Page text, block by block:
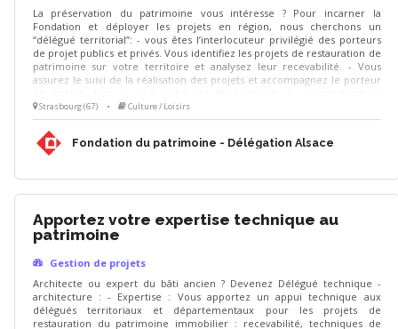
La préservation du patrimoine vous intéresse ? Pour incarner la
Fondation et déployer les projets en région, nous cherchons un
“délégué territorial”: - vous êtes l’interlocuteur privilégié des porteurs
de projet publics et privés. Vous identifiez les projets de restauration de
patrimoine sur votre territoire et analysez leur recevabilité. - Vous
assurez le suivi de la réalisation des projets et accompagnez le porteur
l'animation de sa collecte, jusqu'à la clôture du projet. - Vous contribuez
au développement des adhésions et des ressources (mécènes,
donateurs, partenariats, etc.) pour pérenniser les actions de la
Fondation.
Strasbourg (67) • Culture / Loisirs
Fondation du patrimoine - Délégation Alsace
Apportez votre expertise technique au
patrimoine
Gestion de projets
Architecte ou expert du bâti ancien ? Devenez Délégué technique -
architecture : - Expertise : Vous apportez un appui technique aux
délégués territoriaux et départementaux pour les projets de
restauration du patrimoine immobilier : recevabilité, techniques de